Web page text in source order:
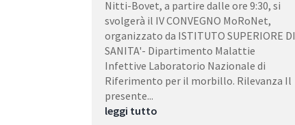
Nitti-Bovet, a partire dalle ore 9:30, si
svolgerà il IV CONVEGNO MoRoNet,
organizzato da ISTITUTO SUPERIORE DI
SANITA'- Dipartimento Malattie
Infettive Laboratorio Nazionale di
Riferimento per il morbillo. Rilevanza Il
presente...
leggi tutto